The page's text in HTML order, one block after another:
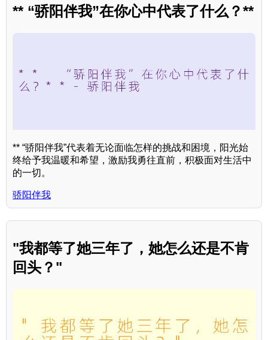
** “骄阳伴我”在你心中代表了什么？**
** “骄阳伴我”代表着无论面临怎样的挑战和困境，阳光始
终给予我温暖和希望，激励我勇往直前，积极面对生活中
的一切。
骄阳伴我
"我都等了她三年了，她怎么还是不肯
回头？"